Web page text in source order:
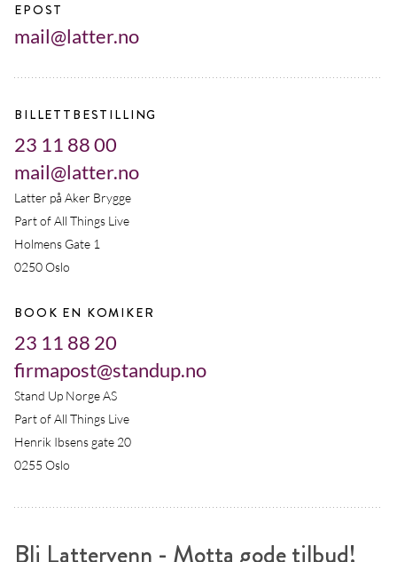
EPOST
mail@latter.no
BILLETTBESTILLING
23 11 88 00
mail@latter.no
Latter på Aker Brygge
Part of All Things Live
Holmens Gate 1
0250 Oslo
BOOK EN KOMIKER
23 11 88 20
firmapost@standup.no
Stand Up Norge AS
Part of All Things Live
Henrik Ibsens gate 20
0255 Oslo
Bli Lattervenn - Motta gode tilbud!